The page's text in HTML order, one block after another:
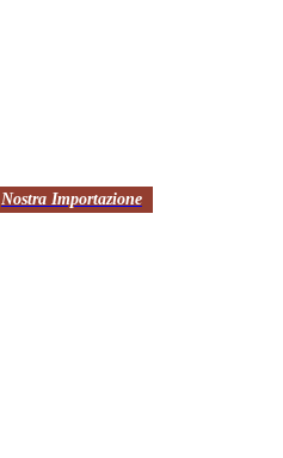
Nostra Importazione